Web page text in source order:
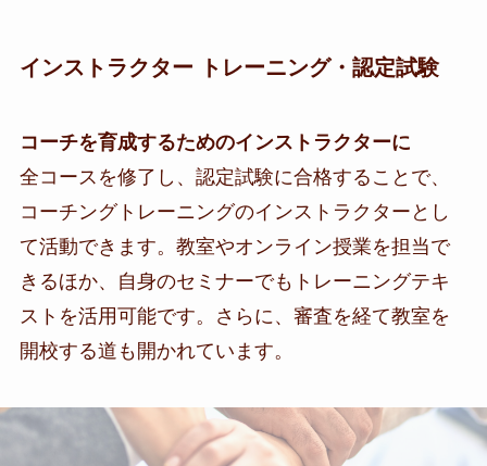
インストラクター トレーニング・認定試験
コーチを育成するためのインストラクターに
全コースを修了し、認定試験に合格することで、
コーチングトレーニングのインストラクターとし
て活動できます。教室やオンライン授業を担当で
きるほか、自身のセミナーでもトレーニングテキ
ストを活用可能です。さらに、審査を経て教室を
開校する道も開かれています。